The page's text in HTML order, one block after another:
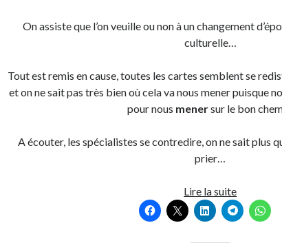
On assiste que l’on veuille ou non à un changement
culturelle…
Tout est remis en cause, toutes les cartes semblent se
et on ne sait pas très bien où cela va nous mener puisque
pour nous menersur le bon
A écouter, les spécialistes se contredire, on ne sait plus
prier…
Lire la suiteLe
salarié,
cette